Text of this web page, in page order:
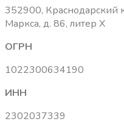
352900, Краснодарский
Маркса, д. 86, литер Х
ОГРН
1022300634190
ИНН
2302037339